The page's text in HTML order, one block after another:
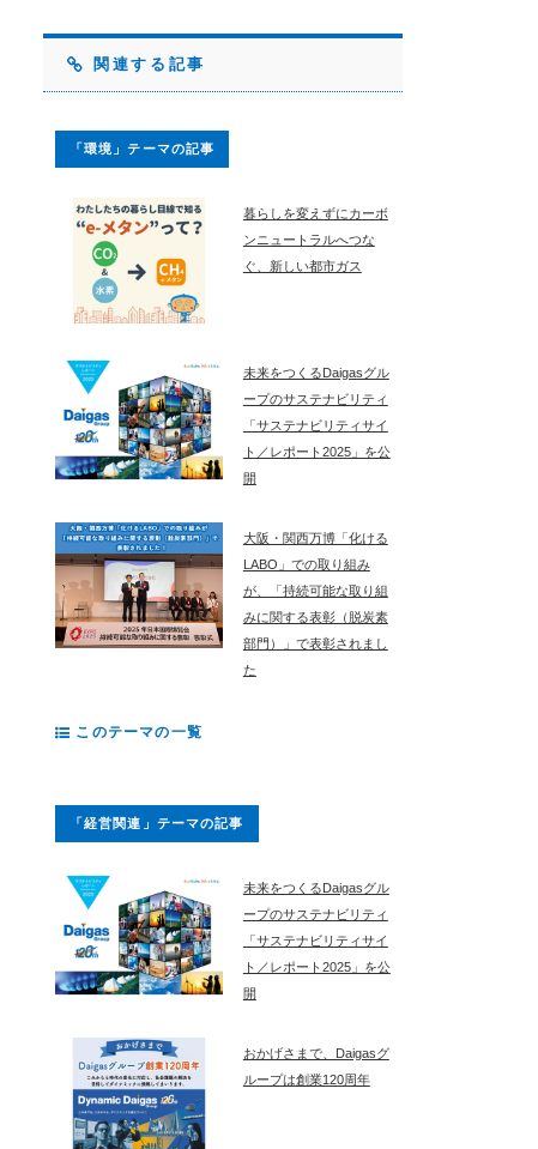
関連する記事
「環境」テーマの記事
暮らしを変えずにカーボ
ンニュートラルへつな
ぐ、新しい都市ガス
未来をつくるDaigasグル
ープのサステナビリティ
「サステナビリティサイ
ト／レポート2025」を公
開
大阪・関西万博「化ける
LABO」での取り組み
が、「持続可能な取り組
みに関する表彰（脱炭素
部門）」で表彰されまし
た
このテーマの一覧
「経営関連」テーマの記事
未来をつくるDaigasグル
ープのサステナビリティ
「サステナビリティサイ
ト／レポート2025」を公
開
おかげさまで、Daigasグ
ループは創業120周年